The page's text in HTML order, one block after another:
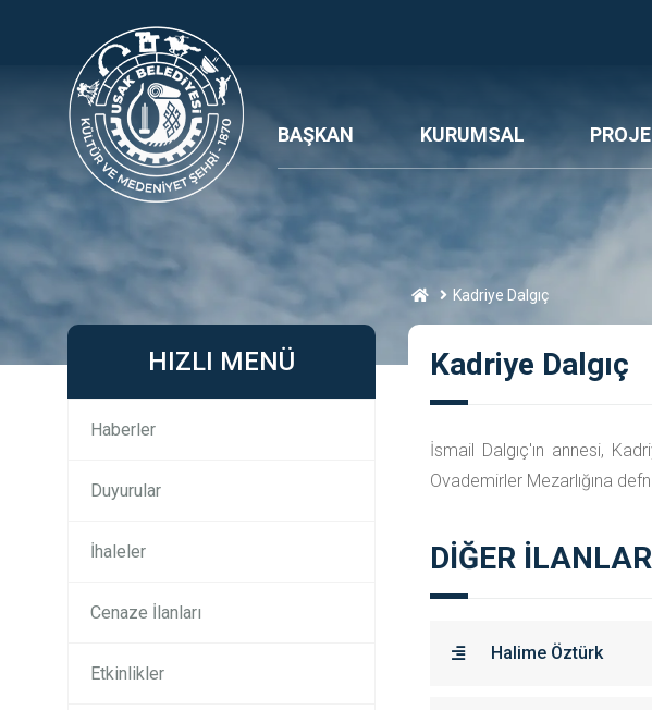
BAŞKAN KURUMSAL
Kadriye Dalgıç
HIZLI MENÜ
Haberler
Duyurular
İhaleler
Cenaze İlanları
Etkinlikler
Kadriye Dalgıç
İsmail Dalgıç'ın annesi,
Ovademirler Mezarlığına
DİĞER İLANLAR
Halime Öztürk